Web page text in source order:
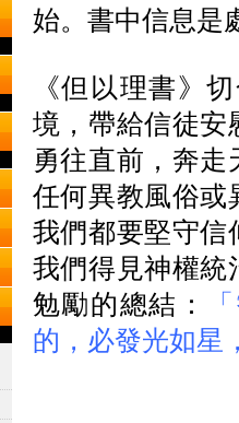
始。書中信息是
《但以理書》
境，帶給信徒安
勇往直前，奔
任何異教風俗或
我們都要堅守信
我們得見神權統
勉勵的總結：
的，必發光如星